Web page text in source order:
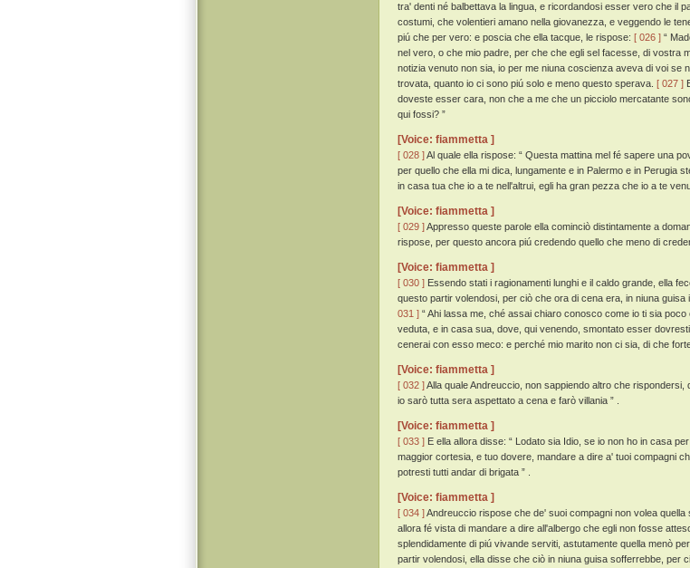
tra' denti né balbettava la lingua, e ricordandosi esser vero che il
costumi, che volentieri amano nella giovanezza, e veggendo le
piú che per vero: e poscia che ella tacque, le rispose: [ 026 ] “
nel vero, o che mio padre, per che che egli sel facesse, di vostra
notizia venuto non sia, io per me niuna coscienza aveva di voi se
trovata, quanto io ci sono piú solo e meno questo sperava. [ 027 ]
doveste esser cara, non che a me che un picciolo mercatante
qui fossi? ”
[Voice: fiammetta ]
[ 028 ]Al quale ella rispose: “ Questa mattina mel fé sapere una
per quello che ella mi dica, lungamente e in Palermo e in Perugia
in casa tua che io a te nell'altrui, egli ha gran pezza che io a te
[Voice: fiammetta ]
[ 029 ]Appresso queste parole ella cominciò distintamente a
rispose, per questo ancora piú credendo quello che meno di
[Voice: fiammetta ]
[ 030 ] Essendo stati i ragionamenti lunghi e il caldo grande, ella
questo partir volendosi, per ciò che ora di cena era, in niuna
031 ] “ Ahi lassa me, ché assai chiaro conosco come io ti sia
veduta, e in casa sua, dove, qui venendo, smontato esser
cenerai con esso meco: e perché mio marito non ci sia, di che
[Voice: fiammetta ]
[ 032 ]Alla quale Andreuccio, non sappiendo altro che
io sarò tutta sera aspettato a cena e farò villania ” .
[Voice: fiammetta ]
[ 033 ] E ella allora disse: “ Lodato sia Idio, se io non ho in casa
maggior cortesia, e tuo dovere, mandare a dire a' tuoi compagni
potresti tutti andar di brigata ” .
[Voice: fiammetta ]
[ 034 ]Andreuccio rispose che de' suoi compagni non volea
allora fé vista di mandare a dire all'albergo che egli non fosse
splendidamente di piú vivande serviti, astutamente quella menò
partir volendosi, ella disse che ciò in niuna guisa sofferrebbe, per